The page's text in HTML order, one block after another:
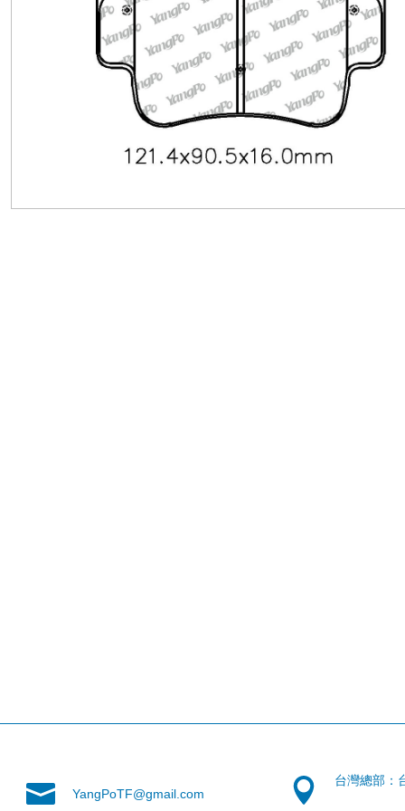
YangPoTF@gmail.com
台灣總部：